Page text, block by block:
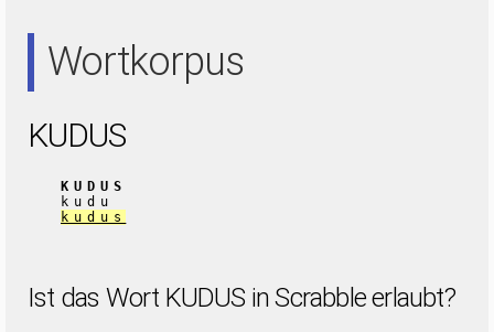
Wortkorpus
KUDUS
KUDUS
kudu
kudus
Ist das Wort KUDUS in Scrabble erlaubt?